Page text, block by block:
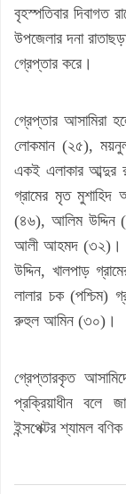
বৃহস্পতিবার দিবাগত
উপজেলার দনা
গ্রেপ্তার করে।
গ্রেপ্তার আসামিরা
লোকমান (২৫),
একই এলাকার আব্দুর
গ্রামের মৃত মুশাহিদ
(৪৬), আলিম উদ্দিন
আলী আহমদ (৩২)।
উদ্দিন, খালপাড়
লালার চক (পশ্চিম)
রুহুল আমিন (৩০)।
গ্রেপ্তারকৃত
প্রক্রিয়াধীন বলে
ইন্সপেক্টর শ্যামল